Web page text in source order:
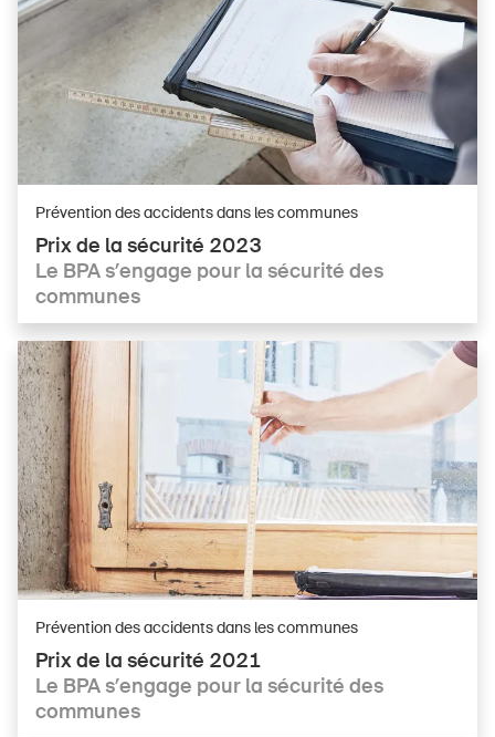
Prix de la sécurité 2023
Le BPA s’engage pour la sécurité des
communes
Prévention des accidents dans les communes
Prix de la sécurité 2021
Le BPA s’engage pour la sécurité des
communes
Prévention des accidents dans les communes